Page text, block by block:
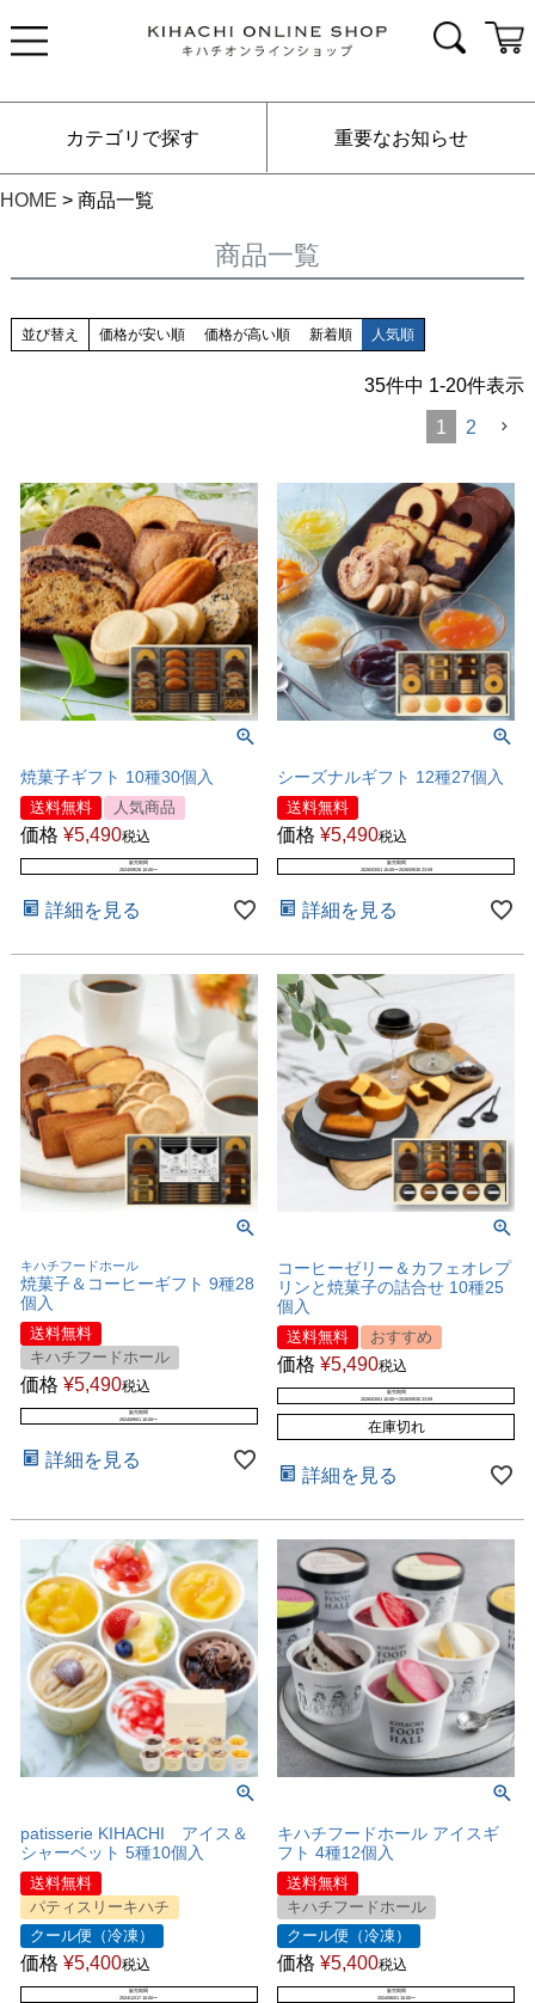
カテゴリで探す 重要なお知らせ
HOME 商品一覧
商品一覧
並び替え 価格が安い順 価格が高い順 新着順 人気順
35件中 1-20件表示
1
2
焼菓子ギフト 10種30個入
送料無料 人気商品
価格 ¥5,490税込
販売期間
2024/09/28 10:00〜
詳細を見る
シーズナルギフト 12種27個入
送料無料
価格 ¥5,490税込
販売期間
2026/03/01 10:00〜2026/09/30 23:59
詳細を見る
キハチフードホール
焼菓子＆コーヒーギフト 9種28
個入
送料無料
キハチフードホール
価格 ¥5,490税込
販売期間
2024/09/01 10:00〜
詳細を見る
コーヒーゼリー＆カフェオレプ
リンと焼菓子の詰合せ 10種25
個入
送料無料 おすすめ
価格 ¥5,490税込
販売期間
2026/03/01 10:00〜2026/09/30 23:59
在庫切れ
詳細を見る
patisserie KIHACHI アイス＆
シャーベット 5種10個入
送料無料
パティスリーキハチ
クール便（冷凍）
価格 ¥5,400税込
販売期間
2024/12/17 10:00〜
キハチフードホール アイスギ
フト 4種12個入
送料無料
キハチフードホール
クール便（冷凍）
価格 ¥5,400税込
販売期間
2024/06/01 10:00〜